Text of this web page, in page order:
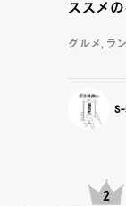
ススメ
グルメ, ラ